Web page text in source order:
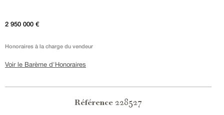
2 950 000 €
Honoraires à la charge du vendeur
Voir le Barème d'Honoraires
Référence 228527